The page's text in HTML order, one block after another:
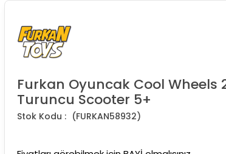
Furkan Oyuncak Cool Wheels
Turuncu Scooter 5+
(FURKAN58932)